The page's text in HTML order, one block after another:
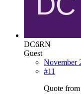
DC6RN
Guest
November
#11
Quote